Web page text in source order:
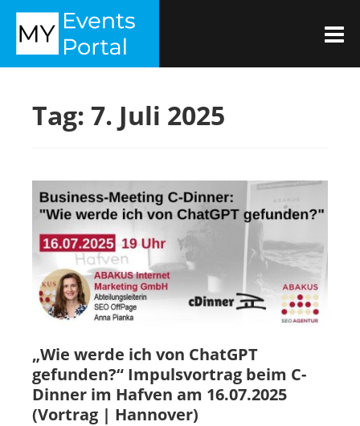
Zum
Inhalt
springen
MYEVENTSPORTAL
Tag: 7. Juli 2025
„Wie werde ich von ChatGPT
gefunden?“ Impulsvortrag beim C-
Dinner im Hafven am 16.07.2025
(Vortrag | Hannover)